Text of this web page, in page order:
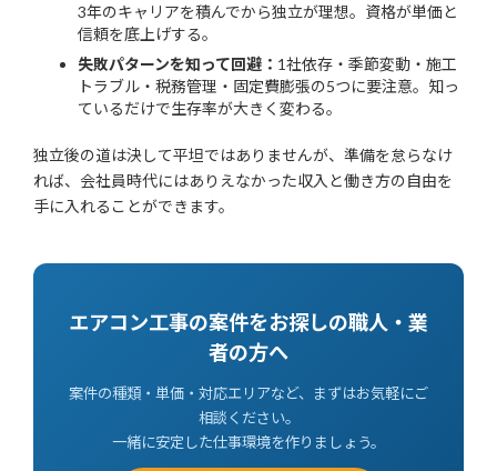
3年のキャリアを積んでから独立が理想。資格が単価と
信頼を底上げする。
失敗パターンを知って回避： 1社依存・季節変動・施工
トラブル・税務管理・固定費膨張の5つに要注意。知っ
ているだけで生存率が大きく変わる。
独立後の道は決して平坦ではありませんが、準備を怠らなけ
れば、会社員時代にはありえなかった収入と働き方の自由を
手に入れることができます。
エアコン工事の案件をお探しの職人・業
者の方へ
案件の種類・単価・対応エリアなど、まずはお気軽にご
相談ください。
一緒に安定した仕事環境を作りましょう。